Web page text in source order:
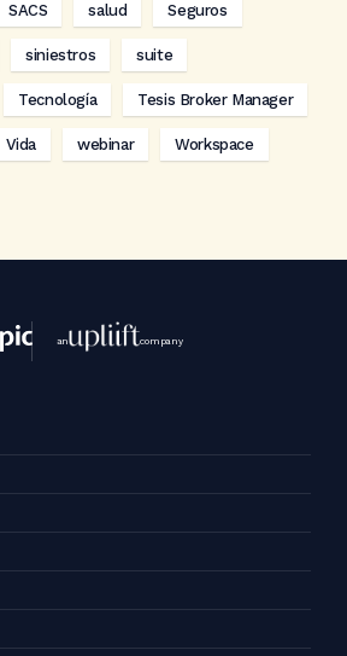
SACS salud Seguros
siniestros suite
Tecnología Tesis Broker Manager
Vida webinar Workspace
an company